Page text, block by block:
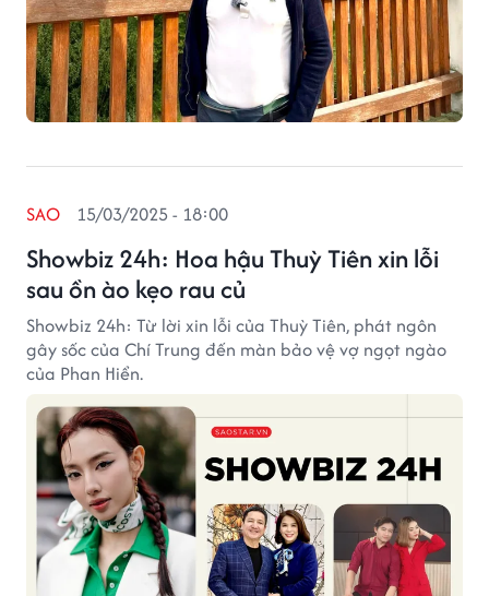
Showbiz 24h: Hoa hậu Thuỳ Tiên xin lỗi
sau ồn ào kẹo rau củ
SAO 15/03/2025 - 18:00
Showbiz 24h: Từ lời xin lỗi của Thuỳ Tiên, phát ngôn
gây sốc của Chí Trung đến màn bảo vệ vợ ngọt ngào
của Phan Hiển.